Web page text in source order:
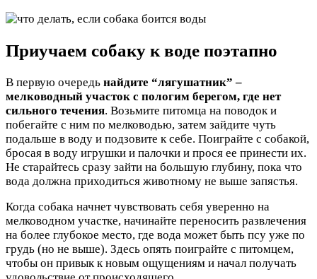
Приучаем собаку к воде поэтапно
В первую очередь найдите “лягушатник” –
мелководный участок с пологим берегом, где нет
сильного течения. Возьмите питомца на поводок и
побегайте с ним по мелководью, затем зайдите чуть
подальше в воду и подзовите к себе. Поиграйте с собакой,
бросая в воду игрушки и палочки и прося ее принести их.
Не старайтесь сразу зайти на большую глубину, пока что
вода должна приходиться животному не выше запястья.
Когда собака начнет чувствовать себя уверенно на
мелководном участке, начинайте переносить развлечения
на более глубокое место, где вода может быть псу уже по
грудь (но не выше). Здесь опять поиграйте с питомцем,
чтобы он привык к новым ощущениям и начал получать